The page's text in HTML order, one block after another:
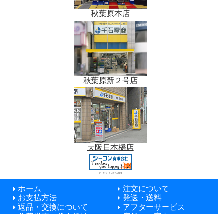
秋葉原本店
秋葉原新２号店
大阪日本橋店
データベースシステム開発
ホーム
注文について
お支払方法
発送・送料
返品・交換について
アフターサービス